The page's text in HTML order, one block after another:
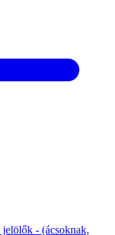
jelölők - (ácsoknak,